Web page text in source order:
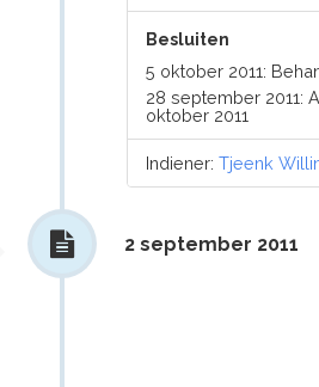
Besluiten
5 oktober 2011:
28 september 2011:
oktober 2011
Indiener:Tjeenk
2 september 2011